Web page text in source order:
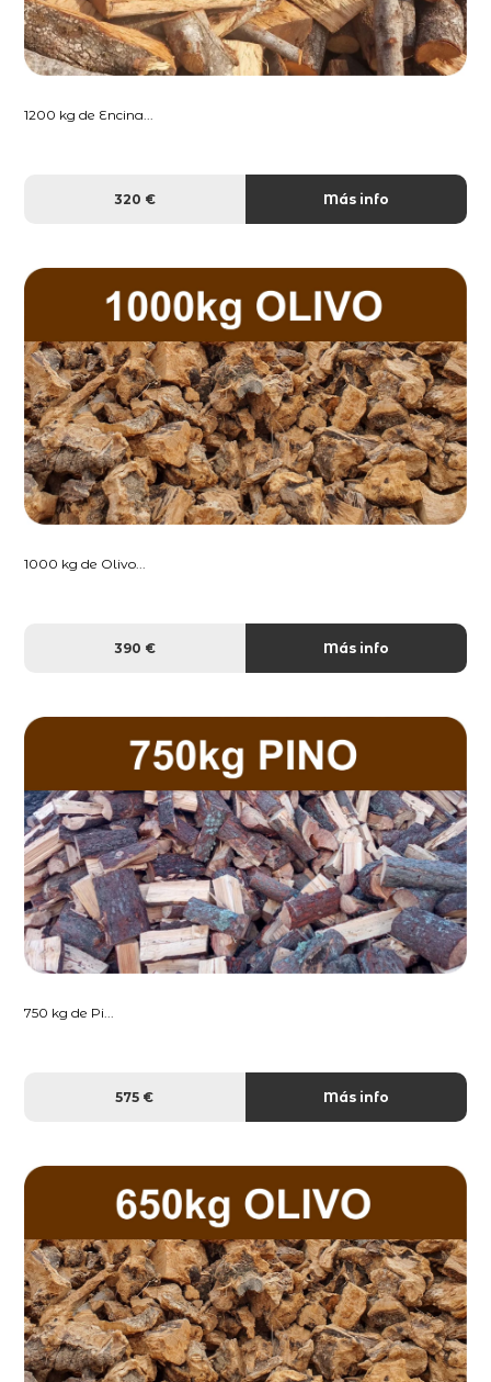
1200 kg de Encina...
320 € Más info
1000 kg de Olivo...
390 € Más info
750 kg de Pi...
575 € Más info